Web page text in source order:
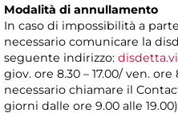
Modalità di annullamento
In caso di impossibilità a
necessario comunicare la
seguente indirizzo:
giov. ore 8.30 – 17.00/ ven. ore
necessario chiamare il
giorni dalle ore 9.00 alle